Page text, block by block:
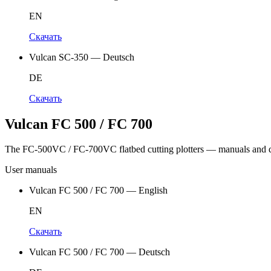
EN
Скачать
Vulcan SC-350 — Deutsch
DE
Скачать
Vulcan FC 500 / FC 700
The FC-500VC / FC-700VC flatbed cutting plotters — manuals and
User manuals
Vulcan FC 500 / FC 700 — English
EN
Скачать
Vulcan FC 500 / FC 700 — Deutsch